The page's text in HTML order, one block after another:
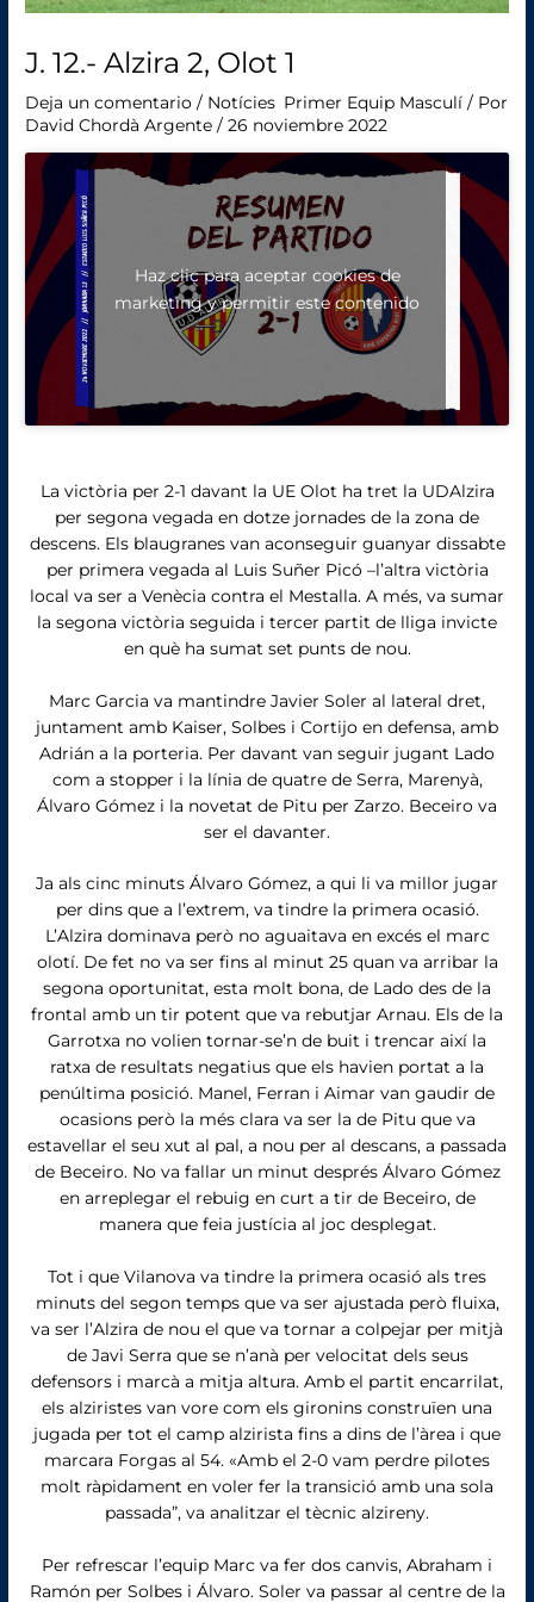
J. 12.- Alzira 2, Olot 1
Deja un comentario / Notícies Primer Equip Masculí / Por
David Chordà Argente/26 noviembre 2022
Haz clic para aceptar cookies de
marketing y permitir este contenido
La victòria per 2-1 davant la UE Olot ha tret la UDAlzira
per segona vegada en dotze jornades de la zona de
descens. Els blaugranes van aconseguir guanyar dissabte
per primera vegada al Luis Suñer Picó –l’altra victòria
local va ser a Venècia contra el Mestalla. A més, va sumar
la segona victòria seguida i tercer partit de lliga invicte
en què ha sumat set punts de nou.
Marc Garcia va mantindre Javier Soler al lateral dret,
juntament amb Kaiser, Solbes i Cortijo en defensa, amb
Adrián a la porteria. Per davant van seguir jugant Lado
com a stopper i la línia de quatre de Serra, Marenyà,
Álvaro Gómez i la novetat de Pitu per Zarzo. Beceiro va
ser el davanter.
Ja als cinc minuts Álvaro Gómez, a qui li va millor jugar
per dins que a l’extrem, va tindre la primera ocasió.
L’Alzira dominava però no aguaitava en excés el marc
olotí. De fet no va ser fins al minut 25 quan va arribar la
segona oportunitat, esta molt bona, de Lado des de la
frontal amb un tir potent que va rebutjar Arnau. Els de la
Garrotxa no volien tornar-se’n de buit i trencar així la
ratxa de resultats negatius que els havien portat a la
penúltima posició. Manel, Ferran i Aimar van gaudir de
ocasions però la més clara va ser la de Pitu que va
estavellar el seu xut al pal, a nou per al descans, a passada
de Beceiro. No va fallar un minut després Álvaro Gómez
en arreplegar el rebuig en curt a tir de Beceiro, de
manera que feia justícia al joc desplegat.
Tot i que Vilanova va tindre la primera ocasió als tres
minuts del segon temps que va ser ajustada però fluixa,
va ser l’Alzira de nou el que va tornar a colpejar per mitjà
de Javi Serra que se n’anà per velocitat dels seus
defensors i marcà a mitja altura. Amb el partit encarrilat,
els alziristes van vore com els gironins construïen una
jugada per tot el camp alzirista fins a dins de l’àrea i que
marcara Forgas al 54. «Amb el 2-0 vam perdre pilotes
molt ràpidament en voler fer la transició amb una sola
passada”, va analitzar el tècnic alzireny.
Per refrescar l’equip Marc va fer dos canvis, Abraham i
Ramón per Solbes i Álvaro. Soler va passar al centre de la